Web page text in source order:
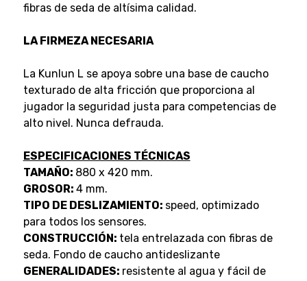
fibras de seda de altísima calidad.
LA FIRMEZA NECESARIA
La Kunlun L se apoya sobre una base de caucho
texturado de alta fricción que proporciona al
jugador la seguridad justa para competencias de
alto nivel. Nunca defrauda.
ESPECIFICACIONES TÉCNICAS
TAMAÑO: 880 x 420 mm.
GROSOR: 4 mm.
TIPO DE DESLIZAMIENTO: speed, optimizado
para todos los sensores.
CONSTRUCCIÓN: tela entrelazada con fibras de
seda. Fondo de caucho antideslizante
GENERALIDADES: resistente al agua y fácil de